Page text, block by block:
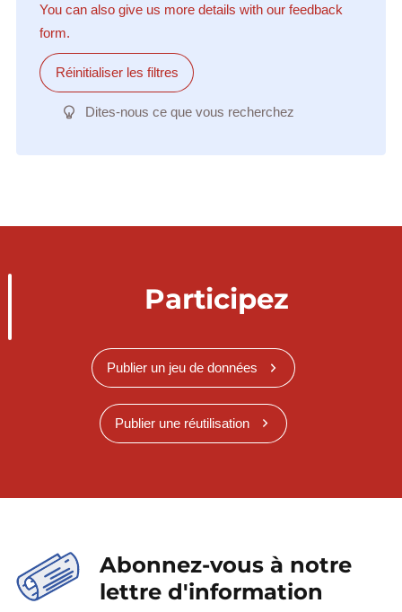
You can also give us more details with our feedback
form.
Réinitialiser les filtres
Dites-nous ce que vous recherchez
Participez
Publier un jeu de données
Publier une réutilisation
Abonnez-vous à notre
lettre d'information